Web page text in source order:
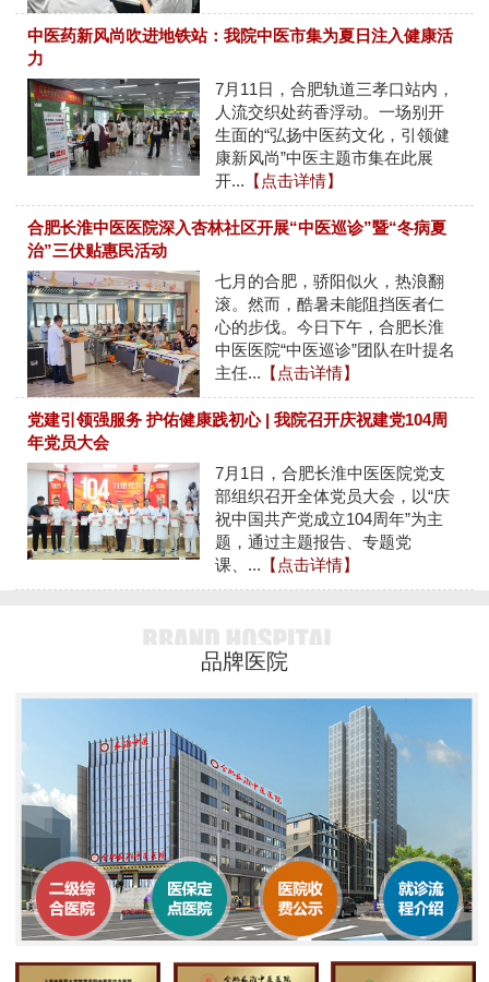
中医药新风尚吹进地铁站：我院中医市集为夏日注入健康活
力
7月11日，合肥轨道三孝口站内，
人流交织处药香浮动。一场别开
生面的“弘扬中医药文化，引领健
康新风尚”中医主题市集在此展
开... 【点击详情】
合肥长淮中医医院深入杏林社区开展“中医巡诊”暨“冬病夏
治”三伏贴惠民活动
七月的合肥，骄阳似火，热浪翻
滚。然而，酷暑未能阻挡医者仁
心的步伐。今日下午，合肥长淮
中医医院“中医巡诊”团队在叶提名
主任... 【点击详情】
党建引领强服务 护佑健康践初心 | 我院召开庆祝建党104周
年党员大会
7月1日，合肥长淮中医医院党支
部组织召开全体党员大会，以“庆
祝中国共产党成立104周年”为主
题，通过主题报告、专题党
课、... 【点击详情】
品牌医院